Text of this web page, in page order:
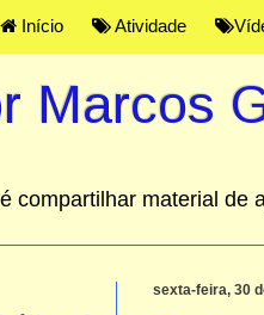
Início Atividade
Marcos
compartilhar material de
sexta-feira, 30